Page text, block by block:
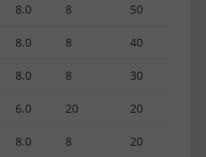
8.0 8 50
8.0 8 40
8.0 8 30
6.0 20 20
8.0 8 20